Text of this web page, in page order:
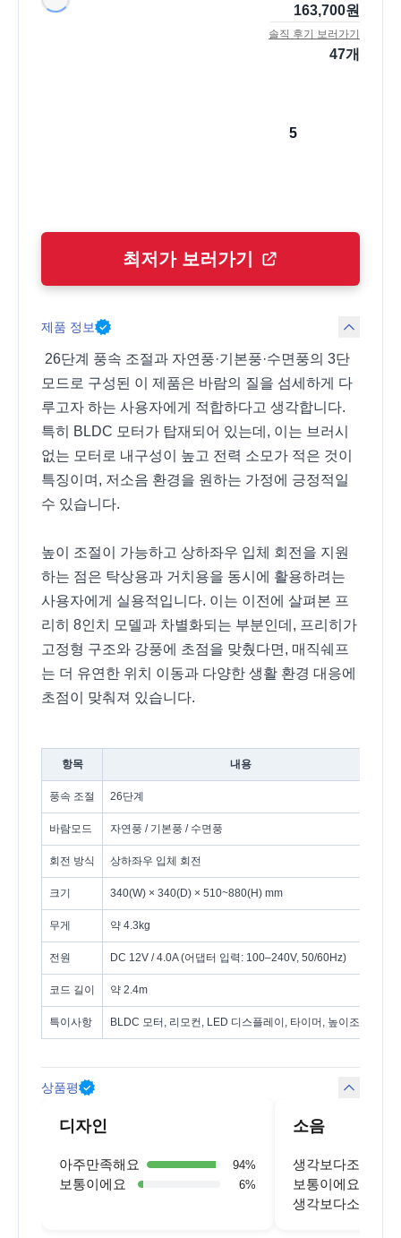
163,700원
솔직 후기 보러가기
47개
5
최저가 보러가기
제품 정보
26단계 풍속 조절과 자연풍·기본풍·수면풍의 3단
모드로 구성된 이 제품은 바람의 질을 섬세하게 다
루고자 하는 사용자에게 적합하다고 생각합니다.
특히 BLDC 모터가 탑재되어 있는데, 이는 브러시
없는 모터로 내구성이 높고 전력 소모가 적은 것이
특징이며, 저소음 환경을 원하는 가정에 긍정적일
수 있습니다.
높이 조절이 가능하고 상하좌우 입체 회전을 지원
하는 점은 탁상용과 거치용을 동시에 활용하려는
사용자에게 실용적입니다. 이는 이전에 살펴본 프
리히 8인치 모델과 차별화되는 부분인데, 프리히가
고정형 구조와 강풍에 초점을 맞췄다면, 매직쉐프
는 더 유연한 위치 이동과 다양한 생활 환경 대응에
초점이 맞춰져 있습니다.
항목 내용
풍속 조절 26단계
바람모드 자연풍 / 기본풍 / 수면풍
회전 방식 상하좌우 입체 회전
크기 340(W) × 340(D) × 510~880(H) mm
무게 약 4.3kg
전원 DC 12V / 4.0A (어댑터 입력: 100–240V, 50/60Hz)
코드 길이 약 2.4m
특이사항 BLDC 모터, 리모컨, LED 디스플레이, 타이머, 높이조절
상품평
디자인
아주만족해요 94%
보통이에요 6%
소음
생각보다조용해요
보통이에요
생각보다소리가